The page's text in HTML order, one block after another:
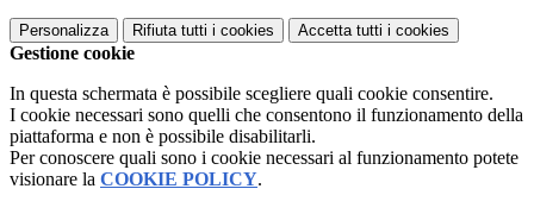
Personalizza Rifiuta tutti i cookies Accetta tutti i cookies
Gestione cookie
In questa schermata è possibile scegliere quali cookie consentire.
I cookie necessari sono quelli che consentono il funzionamento della
piattaforma e non è possibile disabilitarli.
Per conoscere quali sono i cookie necessari al funzionamento potete
visionare la COOKIE POLICY.